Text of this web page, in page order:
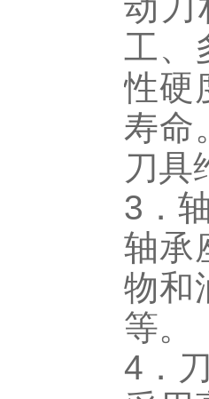
工、
性硬
寿命
刀具
3．
轴承
物和
等。
4．